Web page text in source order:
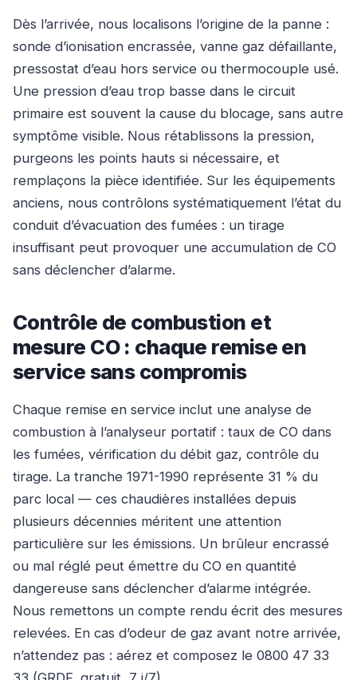
Dès l’arrivée, nous localisons l’origine de la panne :
sonde d’ionisation encrassée, vanne gaz défaillante,
pressostat d’eau hors service ou thermocouple usé.
Une pression d’eau trop basse dans le circuit
primaire est souvent la cause du blocage, sans autre
symptôme visible. Nous rétablissons la pression,
purgeons les points hauts si nécessaire, et
remplaçons la pièce identifiée. Sur les équipements
anciens, nous contrôlons systématiquement l’état du
conduit d’évacuation des fumées : un tirage
insuffisant peut provoquer une accumulation de CO
sans déclencher d’alarme.
Contrôle de combustion et
mesure CO : chaque remise en
service sans compromis
Chaque remise en service inclut une analyse de
combustion à l’analyseur portatif : taux de CO dans
les fumées, vérification du débit gaz, contrôle du
tirage. La tranche 1971-1990 représente 31 % du
parc local — ces chaudières installées depuis
plusieurs décennies méritent une attention
particulière sur les émissions. Un brûleur encrassé
ou mal réglé peut émettre du CO en quantité
dangereuse sans déclencher d’alarme intégrée.
Nous remettons un compte rendu écrit des mesures
relevées. En cas d’odeur de gaz avant notre arrivée,
n’attendez pas : aérez et composez le 0800 47 33